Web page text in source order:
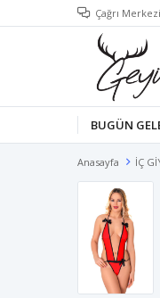
Çağrı
BUGÜN
Anasayfa İÇ